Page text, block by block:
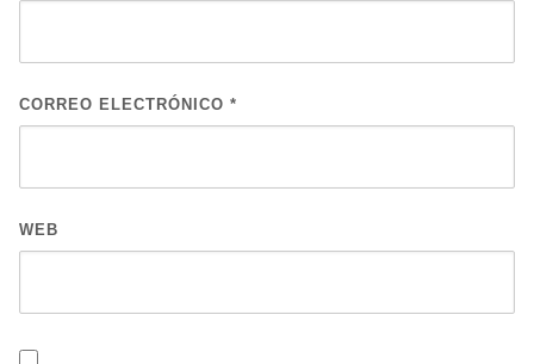
CORREO ELECTRÓNICO *
WEB